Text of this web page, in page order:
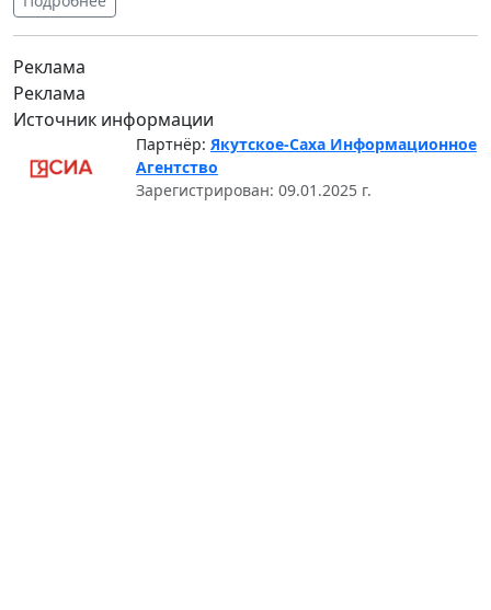
Реклама
Реклама
Источник информации
Партнёр: Якутское-Саха Информационное
Агентство
Зарегистрирован: 09.01.2025 г.